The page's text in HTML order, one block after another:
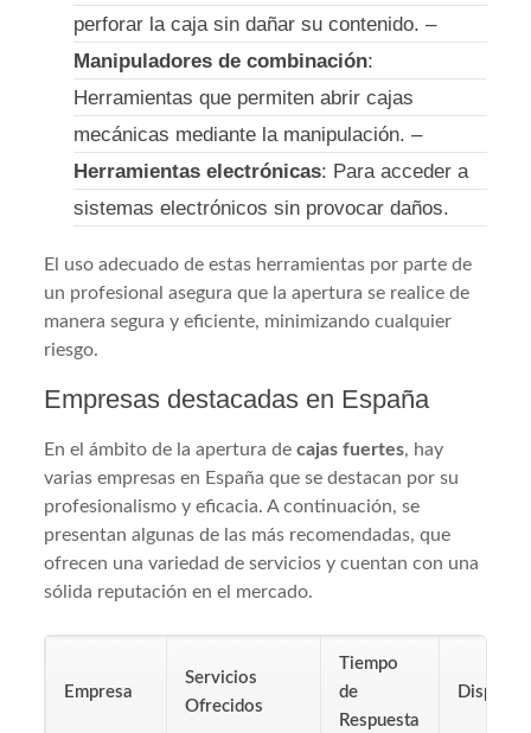
perforar la caja sin dañar su contenido. –
Manipuladores de combinación:
Herramientas que permiten abrir cajas
mecánicas mediante la manipulación. –
Herramientas electrónicas: Para acceder a
sistemas electrónicos sin provocar daños.
El uso adecuado de estas herramientas por parte de
un profesional asegura que la apertura se realice de
manera segura y eficiente, minimizando cualquier
riesgo.
Empresas destacadas en España
En el ámbito de la apertura decajas fuertes, hay
varias empresas en España que se destacan por su
profesionalismo y eficacia. A continuación, se
presentan algunas de las más recomendadas, que
ofrecen una variedad de servicios y cuentan con una
sólida reputación en el mercado.
Empresa
Servicios
Ofrecidos
Tiempo
de
Respuesta